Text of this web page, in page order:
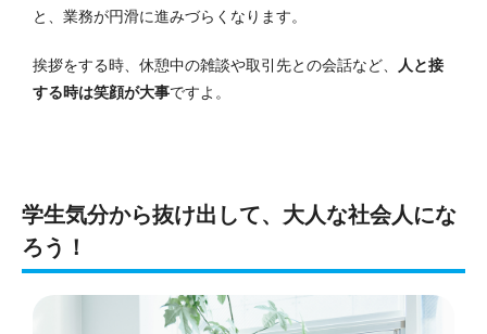
と、業務が円滑に進みづらくなります。
挨拶をする時、休憩中の雑談や取引先との会話など、
人と接
する時は笑顔が大事ですよ。
学生気分から抜け出して、大人な社会人にな
ろう！